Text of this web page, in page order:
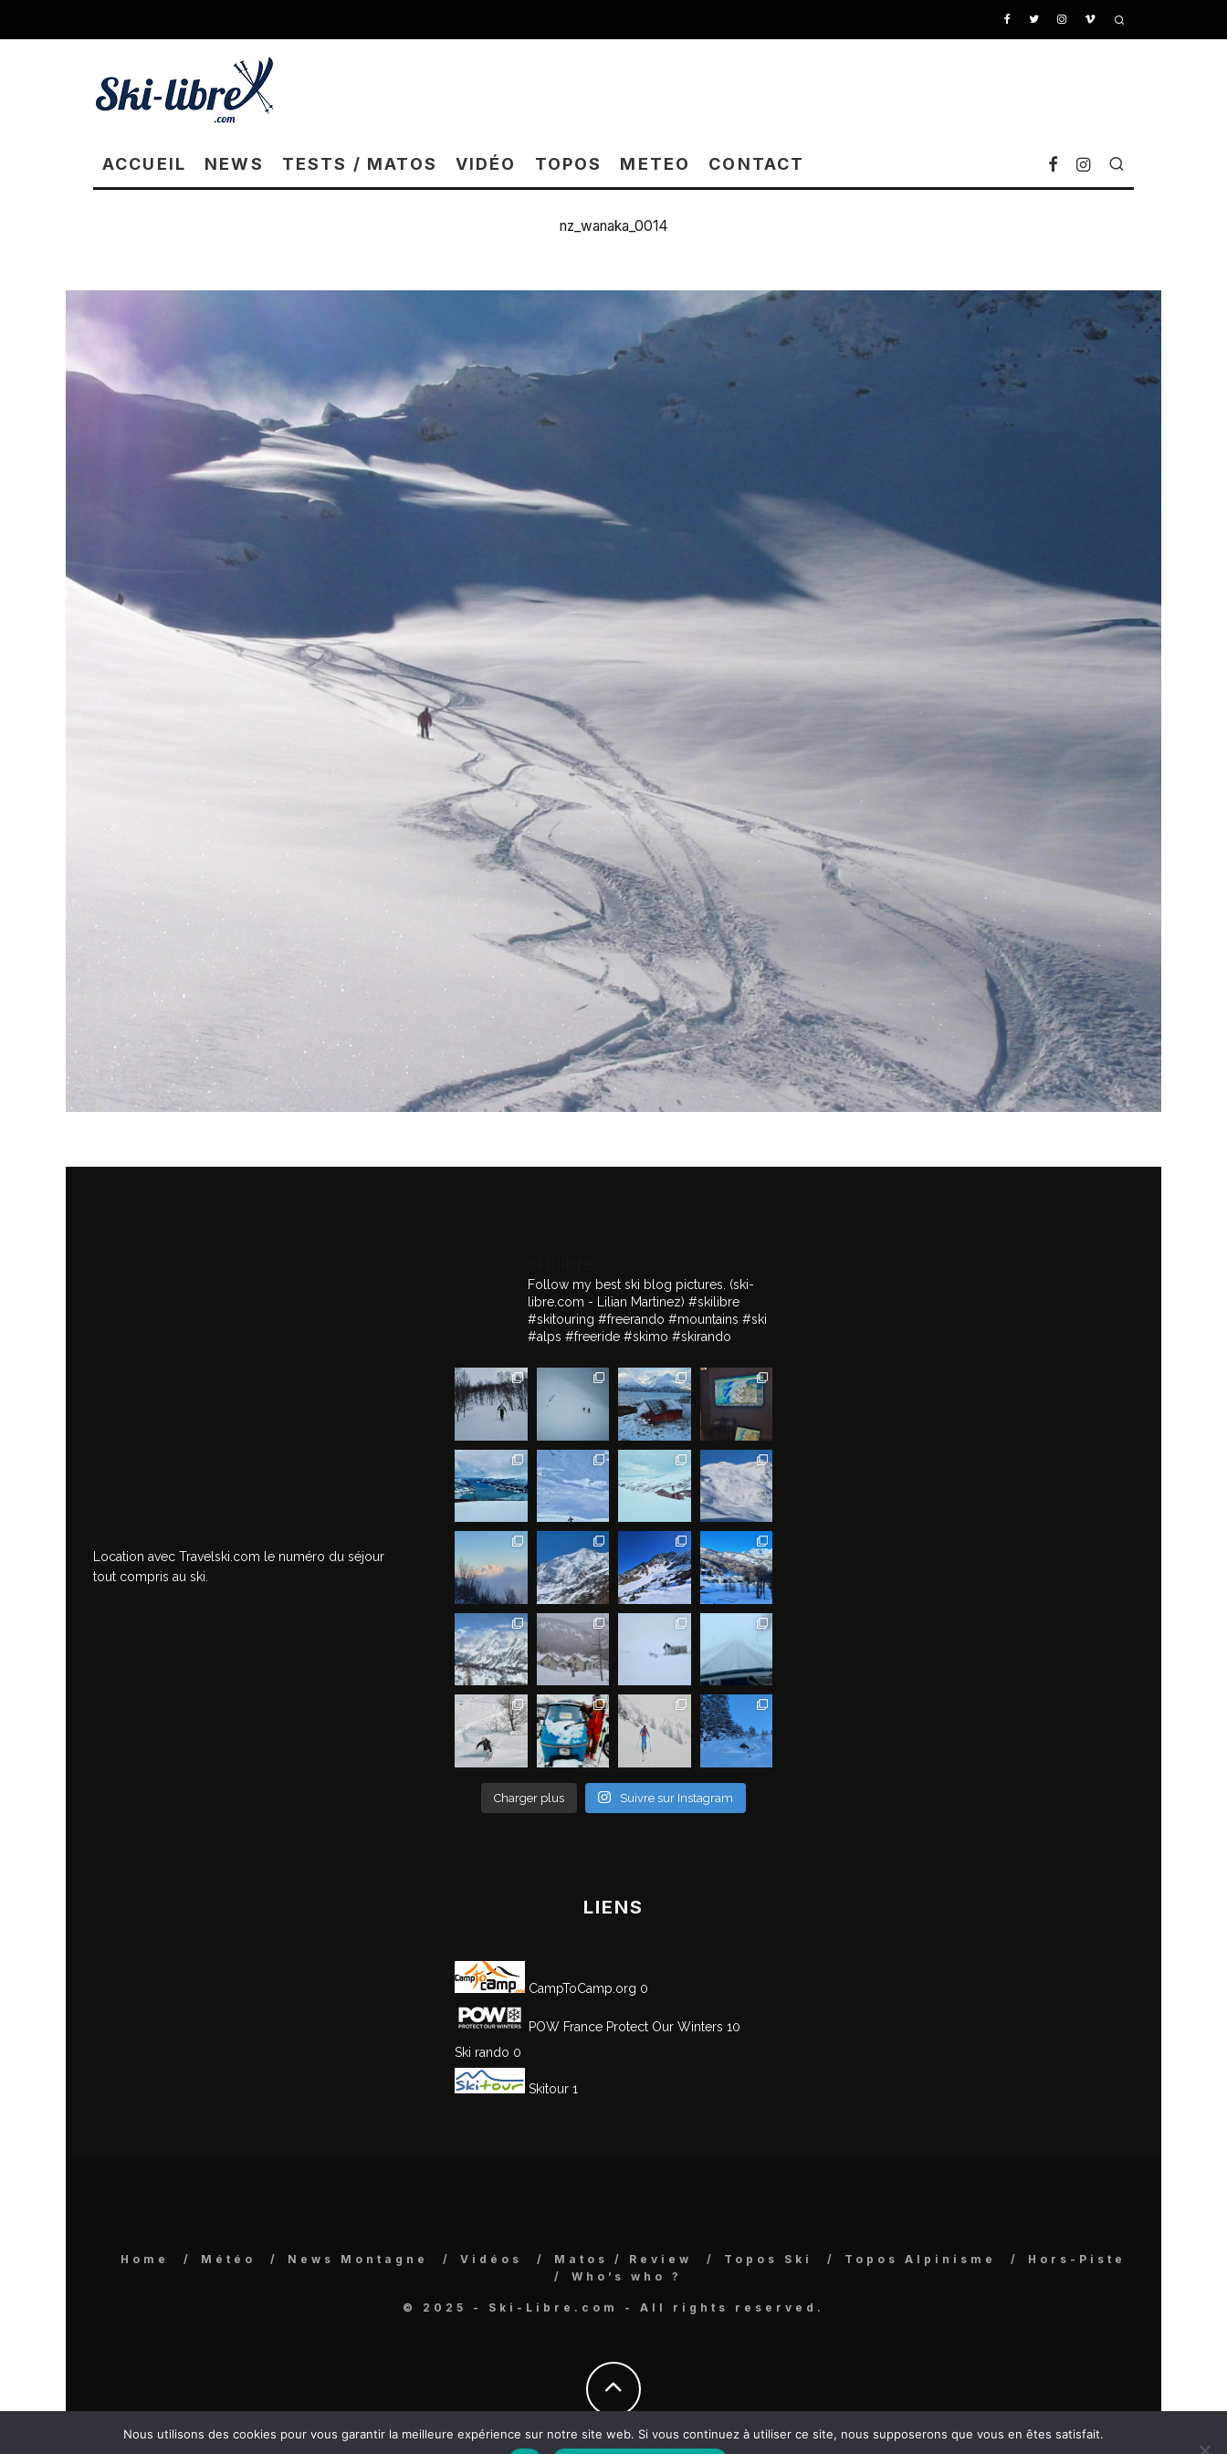
ACCUEIL NEWS TESTS / MATOS VIDÉO TOPOS METEO CONTACT
nz_wanaka_0014
Location avec Travelski.com le numéro du séjour
tout compris au ski.
Follow my best ski blog pictures. (ski-
libre.com - Lilian Martinez) #skilibre
#skitouring #freerando #mountains #ski
#alps #freeride #skimo #skirando
Charger plus Suivre sur Instagram
LIENS
CampToCamp.org 0
POW France Protect Our Winters 10
Ski rando 0
Skitour 1
Home Météo News Montagne Vidéos Matos / Review Topos Ski Topos Alpinisme
Hors-Piste
Who’s who ?
© 2025 - Ski-Libre.com - All rights reserved.
Nous utilisons des cookies pour vous garantir la meilleure expérience sur notre site web. Si vous continuez à utiliser ce site, nous supposerons que vous en êtes satisfait.